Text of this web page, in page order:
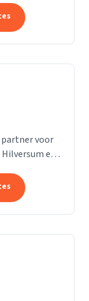
voor
en
sta ik klaar